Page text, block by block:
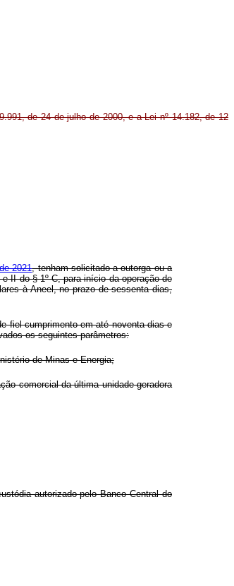
de 24 de julho de 2000, e a Lei nº 14.182, de 12
2021, tenham solicitado a outorga ou a
II do § 1º-C, para início da operação de
à Aneel, no prazo de sessenta dias,
fiel cumprimento em até noventa dias e
os seguintes parâmetros:
de Minas e Energia;
comercial da última unidade geradora
autorizado pelo Banco Central do